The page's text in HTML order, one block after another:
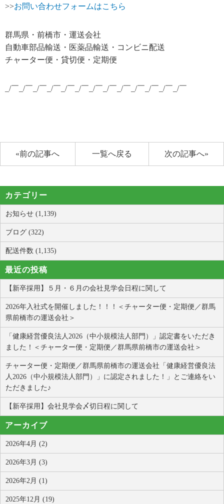
>>お問い合わせフォームはこちら
群馬県・前橋市・運送会社
自動車部品輸送・医薬品輸送・コンビニ配送
チャーター便・貸切便・定期便
_/￣_/￣_/￣_/￣_/￣_/￣_/￣_/￣_/￣_/￣_/￣_/￣_/￣
«前の記事へ 次の記事へ»
一覧へ戻る
カテゴリー
お知らせ (1,139)
ブログ (322)
配送件数 (1,135)
最近の投稿
【新卒採用】５月・６月の会社見学会日程に関して
2026年入社式を開催しました！！！＜チャーター便・定期便／群馬
県前橋市の運送会社＞
「健康経営優良法人2026（中小規模法人部門）」認定書をいただき
ました！＜チャーター便・定期便／群馬県前橋市の運送会社＞
チャーター便・定期便／群馬県前橋市の運送会社「健康経営優良法
人2026（中小規模法人部門）」に認定されました！」とご連絡をい
ただきました♪
【新卒採用】会社見学会〆切日程に関して
アーカイブ
2026年4月 (2)
2026年3月 (3)
2026年2月 (1)
2025年12月 (19)